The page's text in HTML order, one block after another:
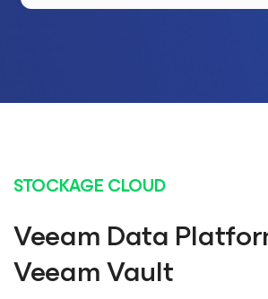
STOCKAGE CLOUD
Veeam Data
Veeam Vault